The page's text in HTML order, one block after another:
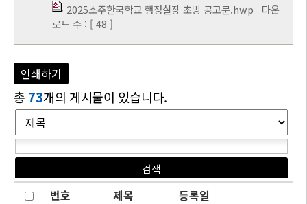
2025소주한국학교 행정실장 초빙 공고문.hwp 다운
로드 수 : [ 48 ]
인쇄하기
총 73개의 게시물이 있습니다.
번호 제목 등록일